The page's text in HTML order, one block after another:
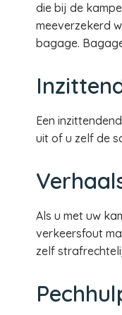
die bij de
meeverzekerd
bagage.
Een
uit of u zelf de
Als u met uw
verkeersfout
zelf